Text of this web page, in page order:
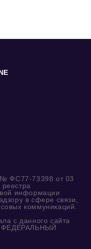
ФС77-73398 от 03
реестра
информации
в сфере связи,
коммуникаций.
с данного сайта
«ФЕДЕРАЛЬНЫЙ